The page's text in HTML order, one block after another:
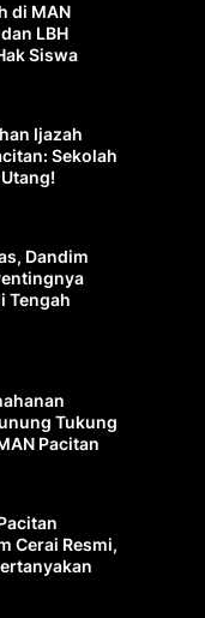
di MAN
LBH
Siswa
Ijazah
Sekolah
Dandim
Tengah
Tukung
Pacitan
Cerai Resmi,